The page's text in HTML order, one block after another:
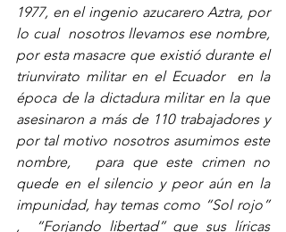
1977, en el ingenio azucarero Aztra, por
lo cual  nosotros llevamos ese nombre,
por esta masacre que existió durante el
triunvirato militar en el Ecuador  en la
época de la dictadura militar en la que
asesinaron a más de 110 trabajadores y
por tal motivo nosotros asumimos este
nombre,   para que este crimen no
quede en el silencio y peor aún en la
impunidad, hay temas como “Sol rojo”
,  “Forjando libertad” que sus líricas